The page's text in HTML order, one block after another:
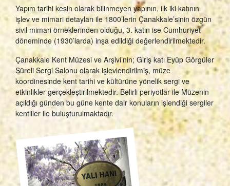
Yapım tarihi kesin olarak bilinmeyen yapının, ilk iki katının
işlev ve mimari detayları ile 1800’lerin Çanakkale’sinin özgün
sivil mimari örneklerinden olduğu, 3. katın ise Cumhuriyet
döneminde (1930’larda) inşa edildiği değerlendirilmektedir.
Çanakkale Kent Müzesi ve Arşivi’nin; Giriş katı Eyüp Görgüler
Süreli Sergi Salonu olarak işlevlendirilmiş, müze
koordinesinde kent tarihi ve kültürüne yönelik sergi ve
etkinlikler gerçekleştirilmektedir. Belirli periyotlar ile Müzenin
açıldığı günden bu güne kente dair konuların işlendiği sergiler
kentliler ile buluşturulmaktadır.